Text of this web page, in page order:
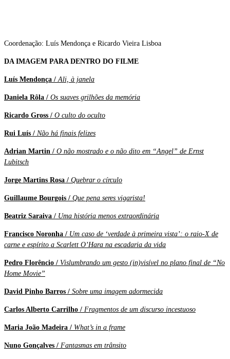
Coordenação: Luís Mendonça e Ricardo Vieira Lisboa
DA IMAGEM PARA DENTRO DO FILME
Luís Mendonça / Ali, à janela
Daniela Rôla / Os suaves grilhões da memória
Ricardo Gross / O culto do oculto
Rui Luís / Não há finais felizes
Adrian Martin / O não mostrado e o não dito em “Angel” de Ernst
Lubitsch
Jorge Martins Rosa / Quebrar o círculo
Guillaume Bourgois / Que pena seres vigarista!
Beatriz Saraiva / Uma história menos extraordinária
Francisco Noronha / Um caso de ‘verdade à primeira vista’: o raio-X de
carne e espírito a Scarlett O’Hara na escadaria da vida
Pedro Florêncio / Vislumbrando um gesto (in)visível no plano final de “No
Home Movie”
David Pinho Barros / Sobre uma imagem adormecida
Carlos Alberto Carrilho / Fragmentos de um discurso incestuoso
Maria João Madeira / What’s in a frame
Nuno Gonçalves / Fantasmas em trânsito